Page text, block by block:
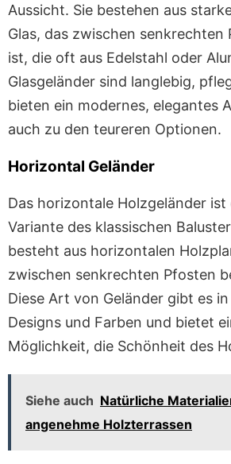
Aussicht. Sie bestehen aus
Glas, das zwischen
ist, die oft aus Edelstahl oder
Glasgeländer sind langlebig,
bieten ein modernes, elegantes
auch zu den teureren Optionen.
Horizontal Geländer
Das horizontale Holzgeländer ist
Variante des klassischen
besteht aus horizontalen
zwischen senkrechten Pfosten
Diese Art von Geländer gibt es
Designs und Farben und bietet
Möglichkeit, die Schönheit des
Siehe auch Natürliche
angenehme Holzterrassen